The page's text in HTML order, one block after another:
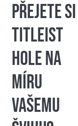
Přejete si
Titleist
hole na
míru
vašemu